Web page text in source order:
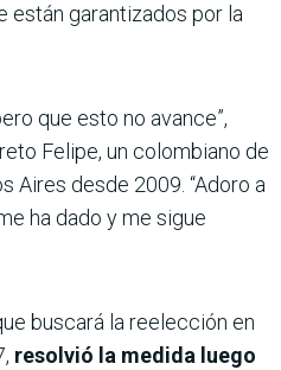
están garantizados por la
que esto no avance”,
Felipe, un colombiano de
Aires desde 2009. “Adoro a
ha dado y me sigue
buscará la reelección en
resolvió la medida luego